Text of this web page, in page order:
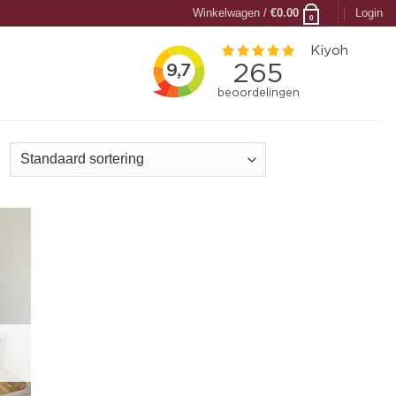
Winkelwagen / €0.00 0 Login